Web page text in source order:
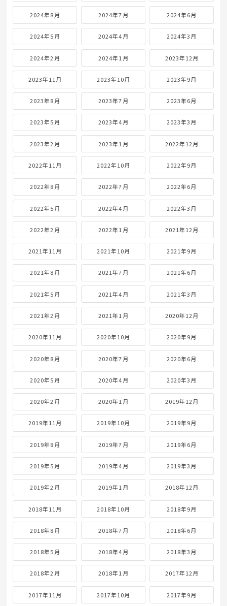
2024年8月 2024年7月 2024年6月
2024年5月 2024年4月 2024年3月
2024年2月 2024年1月 2023年12月
2023年11月 2023年10月 2023年9月
2023年8月 2023年7月 2023年6月
2023年5月 2023年4月 2023年3月
2023年2月 2023年1月 2022年12月
2022年11月 2022年10月 2022年9月
2022年8月 2022年7月 2022年6月
2022年5月 2022年4月 2022年3月
2022年2月 2022年1月 2021年12月
2021年11月 2021年10月 2021年9月
2021年8月 2021年7月 2021年6月
2021年5月 2021年4月 2021年3月
2021年2月 2021年1月 2020年12月
2020年11月 2020年10月 2020年9月
2020年8月 2020年7月 2020年6月
2020年5月 2020年4月 2020年3月
2020年2月 2020年1月 2019年12月
2019年11月 2019年10月 2019年9月
2019年8月 2019年7月 2019年6月
2019年5月 2019年4月 2019年3月
2019年2月 2019年1月 2018年12月
2018年11月 2018年10月 2018年9月
2018年8月 2018年7月 2018年6月
2018年5月 2018年4月 2018年3月
2018年2月 2018年1月 2017年12月
2017年11月 2017年10月 2017年9月